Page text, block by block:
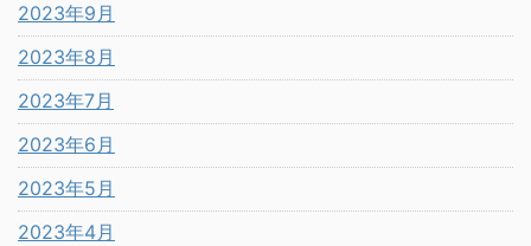
2023年9月
2023年8月
2023年7月
2023年6月
2023年5月
2023年4月